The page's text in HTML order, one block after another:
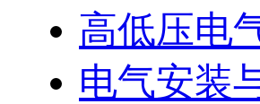
高低压电
电气安装